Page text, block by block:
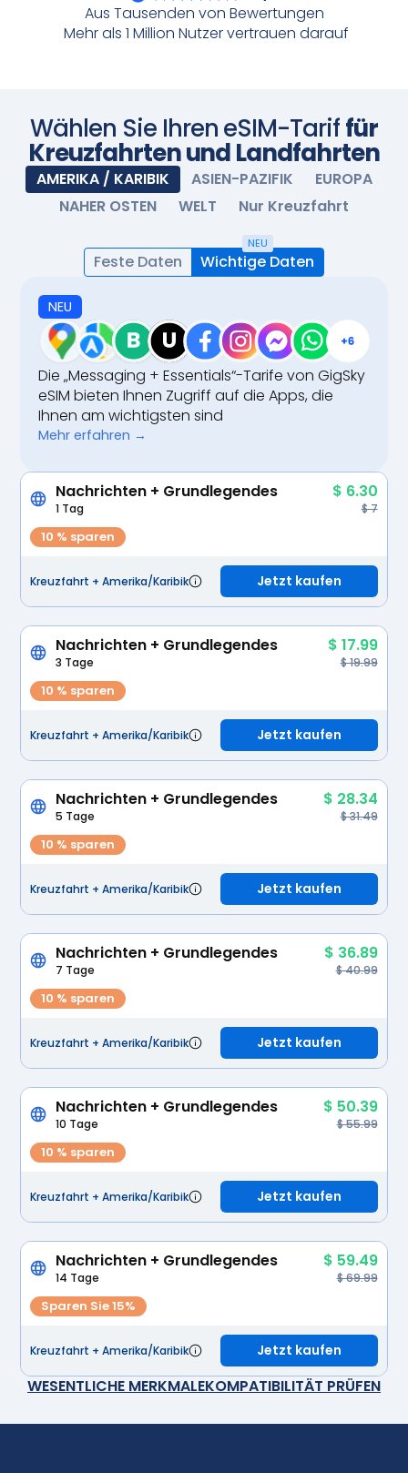
aktiviert. Genießen Sie nahtlose Konnektivität.
Aus Tausenden von Bewertungen
Mehr als 1 Million Nutzer vertrauen darauf
Wählen Sie Ihren eSIM-Tariffür
Kreuzfahrten und Landfahrten
AMERIKA / KARIBIK ASIEN-PAZIFIK
EUROPA
NAHER OSTEN
WELT Nur Kreuzfahrt
Feste Daten Wichtige Daten
NEU
NEU
Die „Messaging + Essentials“-Tarife von GigSky
eSIM bieten Ihnen Zugriff auf die Apps, die
Ihnen am wichtigsten sind
Mehr erfahren →
Nachrichten + Grundlegendes $ 6.30
1 Tag $ 7
10 % sparen
Kreuzfahrt + Amerika/Karibik Jetzt kaufen
Nachrichten + Grundlegendes $ 17.99
3 Tage $ 19.99
10 % sparen
Kreuzfahrt + Amerika/Karibik Jetzt kaufen
Nachrichten + Grundlegendes $ 28.34
5 Tage $ 31.49
10 % sparen
Kreuzfahrt + Amerika/Karibik Jetzt kaufen
Nachrichten + Grundlegendes $ 36.89
7 Tage $ 40.99
10 % sparen
Kreuzfahrt + Amerika/Karibik Jetzt kaufen
Nachrichten + Grundlegendes $ 50.39
10 Tage $ 55.99
10 % sparen
Kreuzfahrt + Amerika/Karibik Jetzt kaufen
Nachrichten + Grundlegendes $ 59.49
14 Tage $ 69.99
Sparen Sie 15%
Kreuzfahrt + Amerika/Karibik Jetzt kaufen
WESENTLICHE MERKMALEKOMPATIBILITÄT PRÜFEN